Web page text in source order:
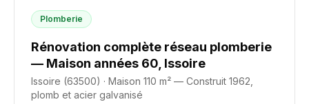
Plomberie
Rénovation complète réseau plomberie
— Maison années 60, Issoire
Issoire (63500) · Maison 110 m² — Construit 1962,
plomb et acier galvanisé